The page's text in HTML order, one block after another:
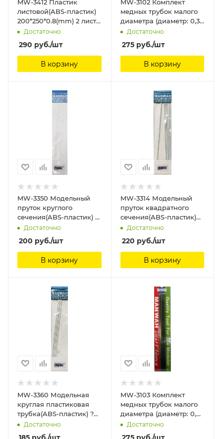
MW-3412 Пластик
листовой(ABS-пластик)
200*250*0.8(mm) 2 листа
ManWah
Достаточно
290 руб./шт
В корзину
MW-3102 Комплект
медных трубок малого
диаметра (диаметр: 0,3
мм) (5 шт.) ManWah
Достаточно
275руб./шт
В корзину
MW-3350 Модельный
пруток круглого
сечения(ABS-пластик) ?
0.5mm*250mm 8шт
ManWah
Достаточно
200 руб./шт
В корзину
MW-3314 Модельный
пруток квадратного
сечения(ABS-пластик)
3.0 мм*250мм 6шт
ManWah
Достаточно
220 руб./шт
В корзину
MW-3360 Модельная
круглая пластиковая
трубка(ABS-пластик) ?
2mm*250mm 6шт
ManWah
Достаточно
MW-3103 Комплект
медных трубок малого
диаметра (диаметр: 0,4
мм) (5 шт.) ManWah
Достаточно